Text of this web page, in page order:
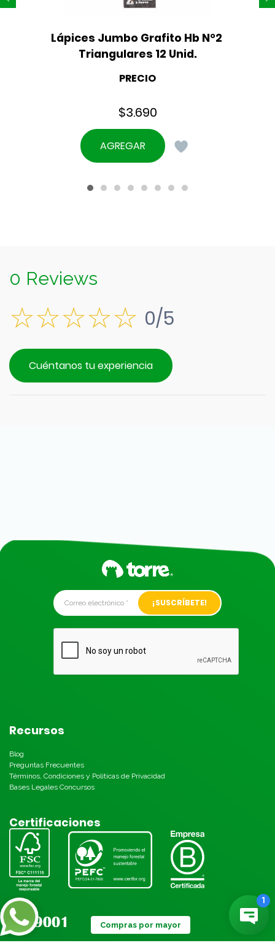
Lápices Jumbo Grafito Hb N°2
Triangulares 12 Unid.
PRECIO
$3.690
AGREGAR
0 Reviews
0/5
Cuéntanos tu experiencia
Alternative:
Recursos
Blog
Preguntas Frecuentes
Términos, Condiciones y Políticas de Privacidad
Bases Legales Concursos
Certificaciones
Compras por mayor